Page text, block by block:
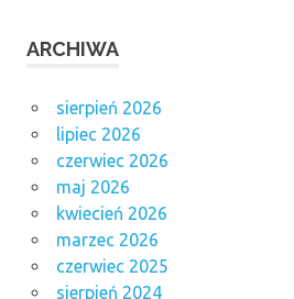
ARCHIWA
sierpień 2026
lipiec 2026
czerwiec 2026
maj 2026
kwiecień 2026
marzec 2026
czerwiec 2025
sierpień 2024